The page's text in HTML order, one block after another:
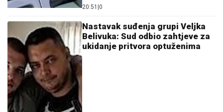
20:51 |0
Nastavak suđenja grupi Veljka
Belivuka: Sud odbio zahtjeve za
ukidanje pritvora optuženima